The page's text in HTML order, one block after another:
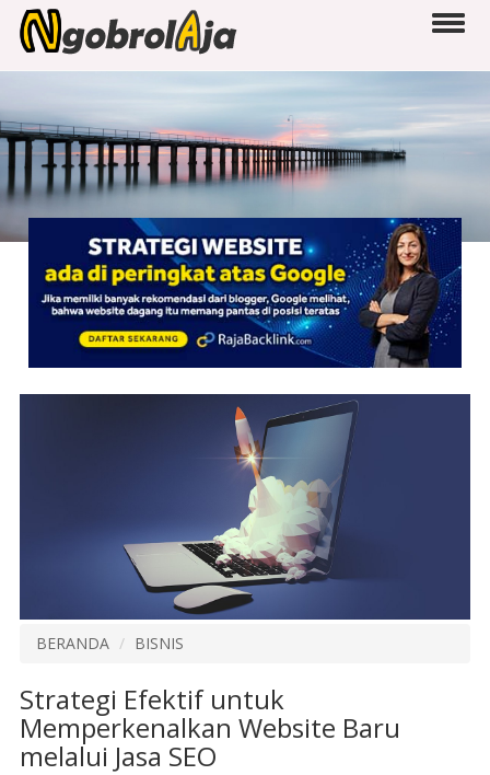
BERANDA BISNIS
Strategi Efektif untuk
Memperkenalkan Website Baru
melalui Jasa SEO